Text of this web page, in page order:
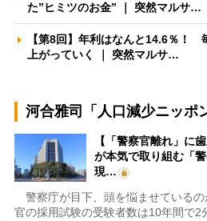
た”ヒミツのお金” ｜ 突然マルサ…
【第8回】年利はなんと14.6％！
上がっていく ｜ 突然マルサ…
河合雅司「人口減少ニッポ
【「警察官離れ」に
が本気で取り組む「
現…
警察庁が目下、頭を悩ませている
官の採用試験の受験者数は10年間で